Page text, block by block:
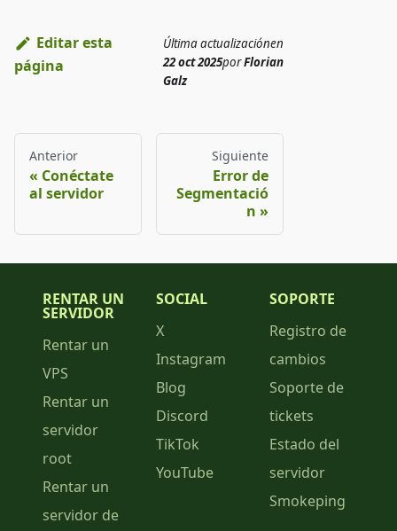
Editar esta
página
Última actualizaciónen
22 oct 2025porFlorian
Galz
Anterior
Conéctate
al servidor
Siguiente
Error de
Segmentació
n
RENTAR UN
SERVIDOR
Rentar un
VPS
Rentar un
servidor
root
Rentar un
servidor de
SOCIAL
X
Instagram
Blog
Discord
TikTok
YouTube
SOPORTE
Registro de
cambios
Soporte de
tickets
Estado del
servidor
Smokeping